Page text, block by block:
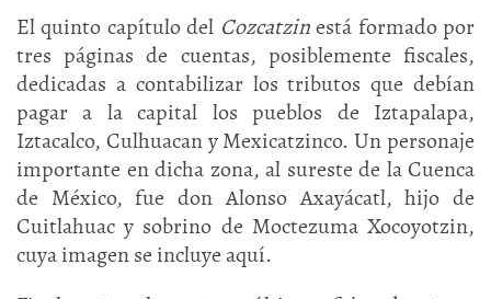
El quinto capítulo del Cozcatzinestá formado por
tres páginas de cuentas, posiblemente fiscales,
dedicadas a contabilizar los tributos que debían
pagar a la capital los pueblos de Iztapalapa,
Iztacalco, Culhuacan y Mexicatzinco. Un personaje
importante en dicha zona, al sureste de la Cuenca
de México, fue don Alonso Axayácatl, hijo de
Cuitlahuac y sobrino de Moctezuma Xocoyotzin,
cuya imagen se incluye aquí.